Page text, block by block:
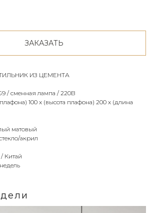
ЗАКАЗАТЬ
ИЗ ЦЕМЕНТА
/ сменная лампа / 220В
100 x (высота плафона) 200 х (длина
матовый
акрил
Китай